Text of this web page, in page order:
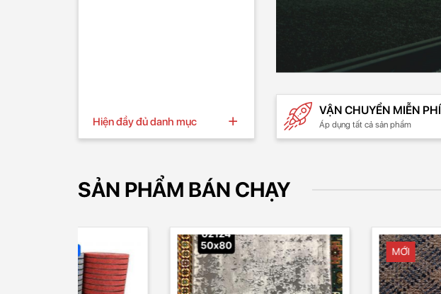
Hiện đầy đủ danh mục
VẬN CHUYỂN MIỄN PHÍ
Áp dụng tất cả sản phẩm
SẢN PHẨM BÁN CHẠY
MỚI